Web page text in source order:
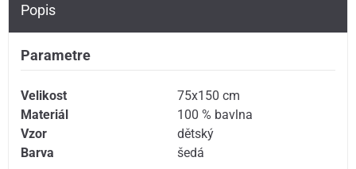
Popis
Parametre
Velikost
75x150 cm
Materiál
100 % bavlna
Vzor
dětský
Barva
šedá